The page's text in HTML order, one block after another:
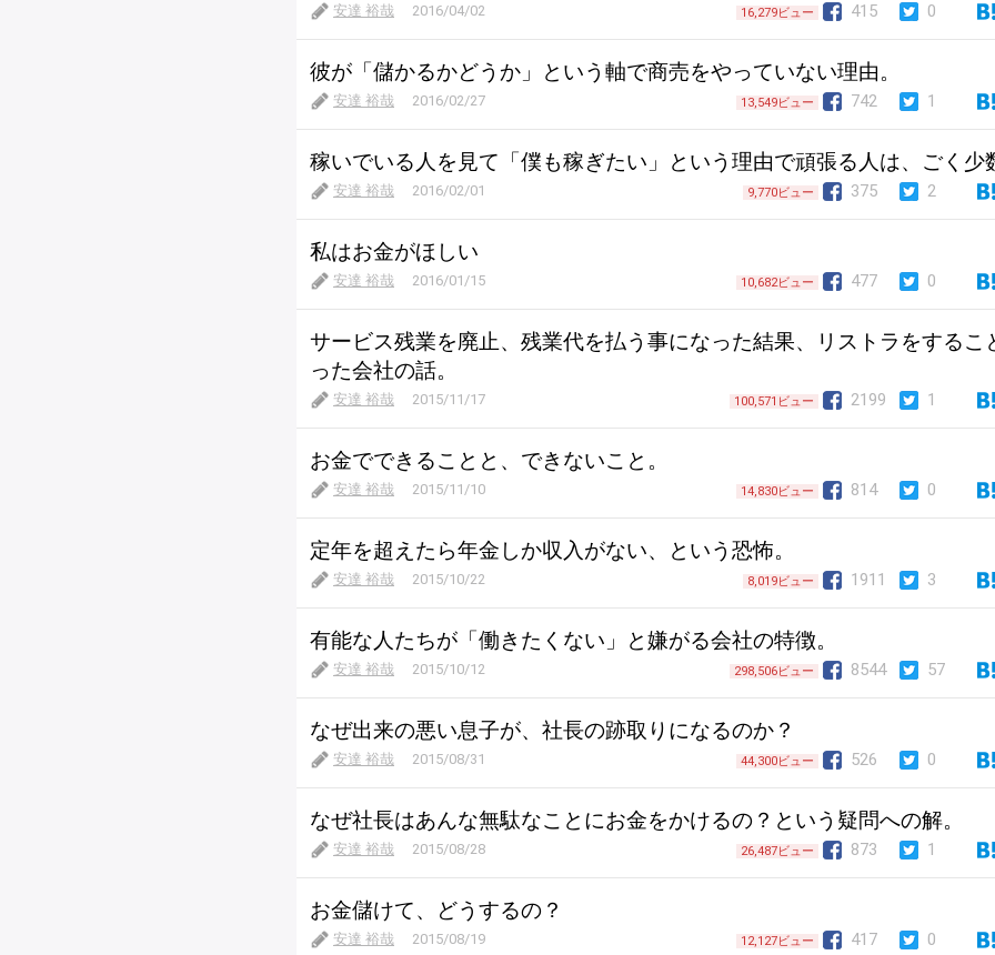
安達 裕哉 2016/04/02 16,279ビュー 415 0
彼が「儲かるかどうか」という軸で商売をやっていない理由。
安達 裕哉 2016/02/27 13,549ビュー 742 1
稼いでいる人を見て「僕も稼ぎたい」という理由で頑張る人は、ごく少
安達 裕哉 2016/02/01 9,770ビュー 375 2
私はお金がほしい
安達 裕哉 2016/01/15 10,682ビュー 477 0
サービス残業を廃止、残業代を払う事になった結果、リストラをするこ
った会社の話。
安達 裕哉 2015/11/17 100,571ビュー 2199 1
お金でできることと、できないこと。
安達 裕哉 2015/11/10 14,830ビュー 814 0
定年を超えたら年金しか収入がない、という恐怖。
安達 裕哉 2015/10/22 8,019ビュー 1911 3
有能な人たちが「働きたくない」と嫌がる会社の特徴。
安達 裕哉 2015/10/12 298,506ビュー 8544 57
なぜ出来の悪い息子が、社長の跡取りになるのか？
安達 裕哉 2015/08/31 44,300ビュー 526 0
なぜ社長はあんな無駄なことにお金をかけるの？という疑問への解。
安達 裕哉 2015/08/28 26,487ビュー 873 1
お金儲けて、どうするの？
安達 裕哉 2015/08/19 12,127ビュー 417 0